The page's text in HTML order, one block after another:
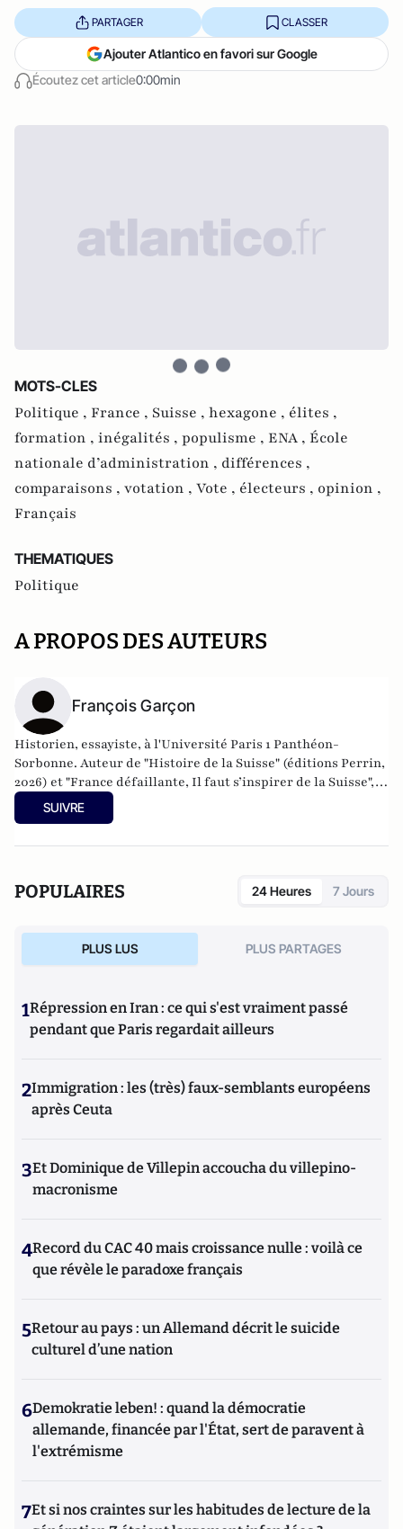
Écoutez cet article0:00min
PARTAGER CLASSER
Ajouter Atlantico en favori sur Google
MOTS-CLES
Politique , France , Suisse , hexagone , élites ,
formation , inégalités , populisme , ENA , École
nationale d’administration , différences ,
comparaisons , votation , Vote , électeurs , opinion ,
Français
THEMATIQUES
Politique
A PROPOS DES AUTEURS
François Garçon
Historien, essayiste, à l'Université Paris 1 Panthéon-
Sorbonne. Auteur de "Histoire de la Suisse" (éditions Perrin,
2026) et "France défaillante, Il faut s’inspirer de la Suisse",
Ed. L’Artilleur, 2011, prix Aleps du livre libéral 2022, François
Garçon a rédigé plusieurs ouvrages sur les mérites de la
SUIVRE
POPULAIRES 24 Heures 7 Jours
PLUS LUS PLUS PARTAGES
1Répression en Iran : ce qui s'est vraiment passé
pendant que Paris regardait ailleurs
2Immigration : les (très) faux-semblants européens
après Ceuta
3Et Dominique de Villepin accoucha du villepino-
macronisme
4Record du CAC 40 mais croissance nulle : voilà ce
que révèle le paradoxe français
5Retour au pays : un Allemand décrit le suicide
culturel d’une nation
6Demokratie leben! : quand la démocratie
allemande, financée par l'État, sert de paravent à
l'extrémisme
7Et si nos craintes sur les habitudes de lecture de la